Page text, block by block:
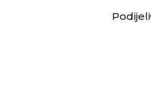
Podijeli